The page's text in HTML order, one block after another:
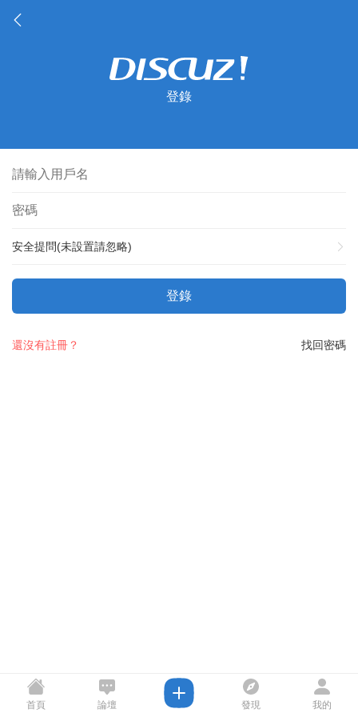
登錄
安全提問(未設置請忽略)
登錄
找回密碼
還沒有註冊？
首頁 論壇 發現 我的